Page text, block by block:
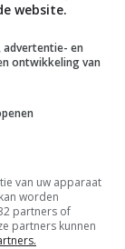
scheppen en
Little Green
Bewaar
website.
advertentie- en
ontwikkeling van
van uw apparaat
worden
partners of
partners kunnen